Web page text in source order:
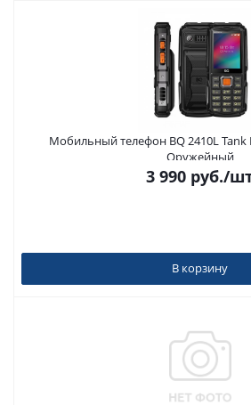
Мобильный телефон BQ 2410L
Оружейный
3 990 руб./
В корзину